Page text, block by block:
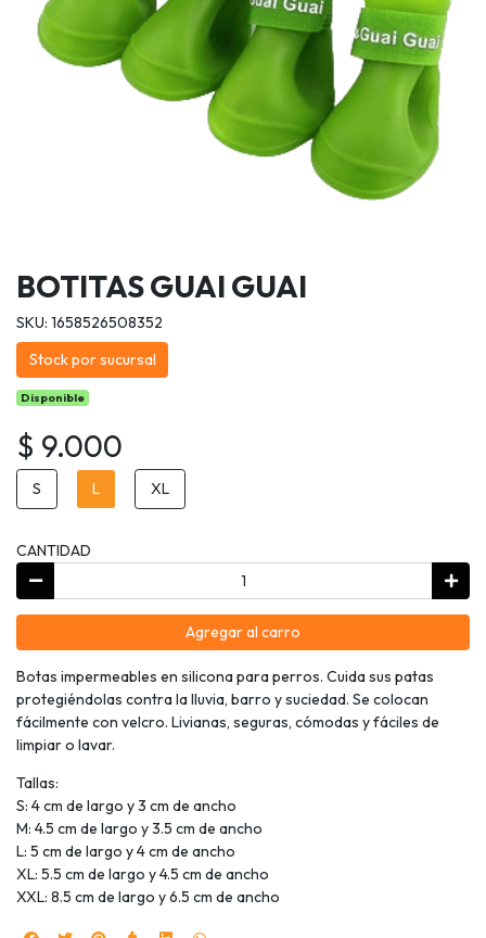
BOTITAS GUAI GUAI
SKU: 1658526508352
Stock por sucursal
Disponible
$ 9.000
S L XL
CANTIDAD
Agregar al carro
Botas impermeables en silicona para perros. Cuida sus patas
protegiéndolas contra la lluvia, barro y suciedad. Se colocan
fácilmente con velcro. Livianas, seguras, cómodas y fáciles de
limpiar o lavar.
Tallas:
S: 4 cm de largo y 3 cm de ancho
M: 4.5 cm de largo y 3.5 cm de ancho
L: 5 cm de largo y 4 cm de ancho
XL: 5.5 cm de largo y 4.5 cm de ancho
XXL: 8.5 cm de largo y 6.5 cm de ancho